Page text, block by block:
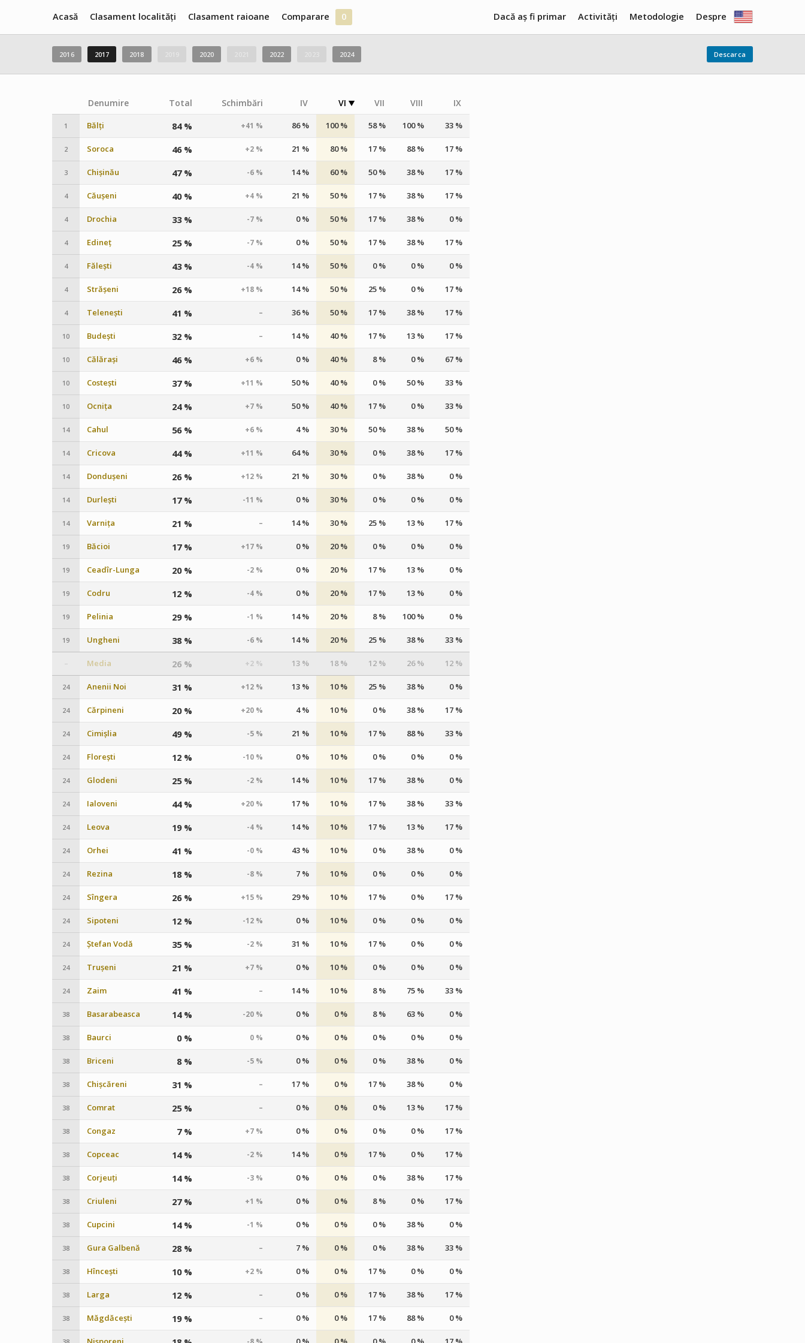
Acasă Despre
Clasament localități Metodologie
Clasament raioane Activități
Comparare 0 Dacă aș fi primar
2016 2017 2018 2020 2022 2024 Descarca
Denumire Total Schimbări IV VI VII VIII IX
1 Bălți 84 % +41 % 86 % 100 % 58 % 100 % 33 %
2 Soroca 46 % +2 % 21 % 80 % 17 % 88 % 17 %
3 Chișinău 47 % -6 % 14 % 60 % 50 % 38 % 17 %
4 Căușeni 40 % +4 % 21 % 50 % 17 % 38 % 17 %
4 Drochia 33 % -7 % 0 % 50 % 17 % 38 % 0 %
4 Edineț 25 % -7 % 0 % 50 % 17 % 38 % 17 %
4 Fălești 43 % -4 % 14 % 50 % 0 % 0 % 0 %
4 Strășeni 26 % +18 % 14 % 50 % 25 % 0 % 17 %
4 Telenești 41 % – 36 % 50 % 17 % 38 % 17 %
10 Budești 32 % – 14 % 40 % 17 % 13 % 17 %
10 Călărași 46 % +6 % 0 % 40 % 8 % 0 % 67 %
10 Costești 37 % +11 % 50 % 40 % 0 % 50 % 33 %
10 Ocnița 24 % +7 % 50 % 40 % 17 % 0 % 33 %
14 Cahul 56 % +6 % 4 % 30 % 50 % 38 % 50 %
14 Cricova 44 % +11 % 64 % 30 % 0 % 38 % 17 %
14 Dondușeni 26 % +12 % 21 % 30 % 0 % 38 % 0 %
14 Durlești 17 % -11 % 0 % 30 % 0 % 0 % 0 %
14 Varnița 21 % – 14 % 30 % 25 % 13 % 17 %
19 Băcioi 17 % +17 % 0 % 20 % 0 % 0 % 0 %
19 Ceadîr-Lunga 20 % -2 % 0 % 20 % 17 % 13 % 0 %
19 Codru 12 % -4 % 0 % 20 % 17 % 13 % 0 %
19 Pelinia 29 % -1 % 14 % 20 % 8 % 100 % 0 %
19 Ungheni 38 % -6 % 14 % 20 % 25 % 38 % 33 %
– Media 26 % +2 % 13 % 18 % 12 % 26 % 12 %
24 Anenii Noi 31 % +12 % 13 % 10 % 25 % 38 % 0 %
24 Cărpineni 20 % +20 % 4 % 10 % 0 % 38 % 17 %
24 Cimișlia 49 % -5 % 21 % 10 % 17 % 88 % 33 %
24 Florești 12 % -10 % 0 % 10 % 0 % 0 % 0 %
24 Glodeni 25 % -2 % 14 % 10 % 17 % 38 % 0 %
24 Ialoveni 44 % +20 % 17 % 10 % 17 % 38 % 33 %
24 Leova 19 % -4 % 14 % 10 % 17 % 13 % 17 %
24 Orhei 41 % -0 % 43 % 10 % 0 % 38 % 0 %
24 Rezina 18 % -8 % 7 % 10 % 0 % 0 % 0 %
24 Sîngera 26 % +15 % 29 % 10 % 17 % 0 % 17 %
24 Sipoteni 12 % -12 % 0 % 10 % 0 % 0 % 0 %
24 Ștefan Vodă 35 % -2 % 31 % 10 % 17 % 0 % 0 %
24 Trușeni 21 % +7 % 0 % 10 % 0 % 0 % 0 %
24 Zaim 41 % – 14 % 10 % 8 % 75 % 33 %
38 Basarabeasca 14 % -20 % 0 % 0 % 8 % 63 % 0 %
38 Baurci 0 % 0 % 0 % 0 % 0 % 0 % 0 %
38 Briceni 8 % -5 % 0 % 0 % 0 % 38 % 0 %
38 Chișcăreni 31 % – 17 % 0 % 17 % 38 % 0 %
38 Comrat 25 % – 0 % 0 % 0 % 13 % 17 %
38 Congaz 7 % +7 % 0 % 0 % 0 % 0 % 17 %
38 Copceac 14 % -2 % 14 % 0 % 17 % 0 % 17 %
38 Corjeuți 14 % -3 % 0 % 0 % 0 % 38 % 17 %
38 Criuleni 27 % +1 % 0 % 0 % 8 % 0 % 17 %
38 Cupcini 14 % -1 % 0 % 0 % 0 % 38 % 0 %
38 Gura Galbenă 28 % – 7 % 0 % 0 % 38 % 33 %
38 Hîncești 10 % +2 % 0 % 0 % 17 % 0 % 0 %
38 Larga 12 % – 0 % 0 % 17 % 38 % 17 %
38 Măgdăcești 19 % – 0 % 0 % 17 % 88 % 0 %